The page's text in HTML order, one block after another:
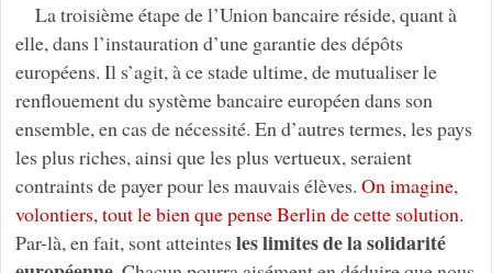
La troisième étape de l’Union bancaire réside, quant à
elle, dans l’instauration d’une garantie des dépôts
européens. Il s’agit, à ce stade ultime, de mutualiser le
renflouement du système bancaire européen dans son
ensemble, en cas de nécessité. En d’autres termes, les pays
les plus riches, ainsi que les plus vertueux, seraient
contraints de payer pour les mauvais élèves. On imagine,
volontiers, tout le bien que pense Berlin de cette solution.
Par-là, en fait, sont atteintes les limites de la solidarité